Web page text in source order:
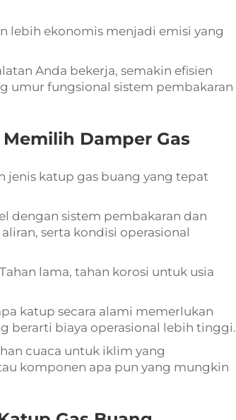
lebih ekonomis menjadi emisi yang
Anda bekerja, semakin efisien
umur fungsional sistem pembakaran
Damper Gas
jenis katup gas buang yang tepat
dengan sistem pembakaran dan
serta kondisi operasional
lama, tahan korosi untuk usia
katup secara alami memerlukan
berarti biaya operasional lebih tinggi.
cuaca untuk iklim yang
komponen apa pun yang mungkin